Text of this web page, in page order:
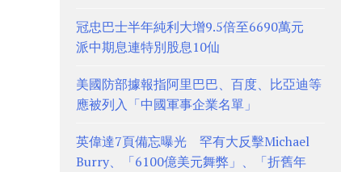
冠忠巴士半年純利大增9.5倍至6690萬元
派中期息連特別股息10仙
美國防部據報指阿里巴巴、百度、比亞迪等
應被列入「中國軍事企業名單」
英偉達7頁備忘曝光 罕有大反擊Michael
Burry、「6100億美元舞弊」、「折舊年